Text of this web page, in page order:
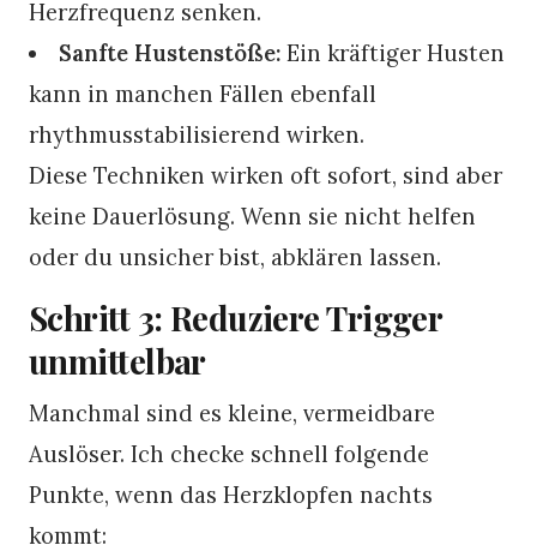
Herzfrequenz senken.
Sanfte Hustenstöße: Ein kräftiger Husten
kann in manchen Fällen ebenfall
rhythmusstabilisierend wirken.
Diese Techniken wirken oft sofort, sind aber
keine Dauerlösung. Wenn sie nicht helfen
oder du unsicher bist, abklären lassen.
Schritt 3: Reduziere Trigger
unmittelbar
Manchmal sind es kleine, vermeidbare
Auslöser. Ich checke schnell folgende
Punkte, wenn das Herzklopfen nachts
kommt: